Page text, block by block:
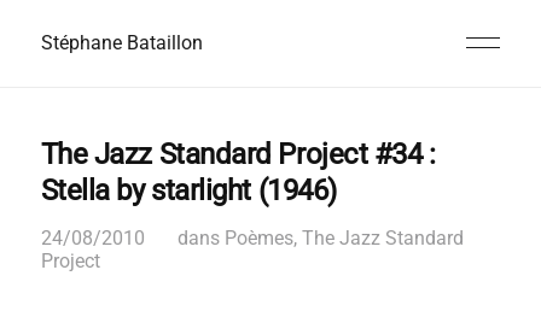
Stéphane Bataillon
The Jazz Standard Project #34 :
Stella by starlight (1946)
24/08/2010 dans Poèmes, The Jazz Standard
Project